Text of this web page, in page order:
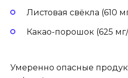
Листовая свёкла (610
Какао-порошок (625 мг/
Умеренно опасные